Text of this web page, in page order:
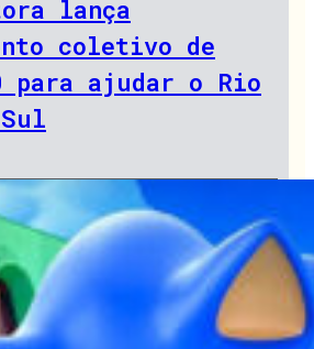
lança
coletivo de
para ajudar o Rio